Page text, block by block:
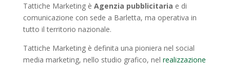
Tattiche Marketing è Agenzia pubblicitaria e di
comunicazione con sede a Barletta, ma operativa in
tutto il territorio nazionale.
Tattiche Marketing è definita una pioniera nel social
media marketing, nello studio grafico, nel realizzazione